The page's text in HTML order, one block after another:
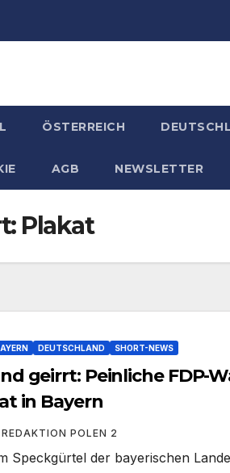
ÖSTERREICH
AGB NEWSLETTER
Plakat
DEUTSCHLAND SHORT-NEWS
geirrt: Peinliche FDP-
in Bayern
REDAKTION POLEN 2
Speckgürtel der bayerischen